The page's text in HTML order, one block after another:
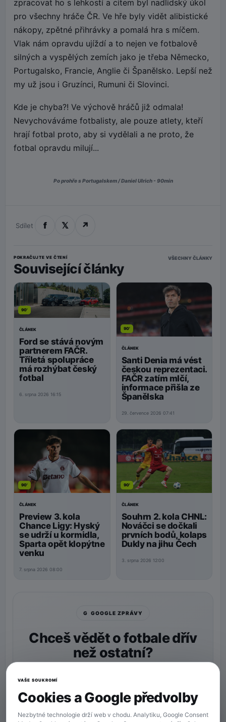
zpracovat ho s lehkostí a citem byl nadlidský úkol
pro všechny hráče ČR. Ve hře byly vidět alibistické
nákopy, zpětné přihrávky a pomalá hra s míčem.
Vlak nám opravdu ujíždí a to nejen ve fotbalově
silných a vyspělých zemích jako je třeba Německo,
Portugalsko, Francie, Anglie či Španělsko. Lepší než
my už jsou i Gruzínci, Rumuni či Slovinci.
Kde je chyba?! Ve výchově hráčů již odmala!
Nevychováváme fotbalisty, ale pouze atlety, kteří
hrají fotbal proto, aby si vydělali a ne proto, že
fotbal opravdu milují...
Po prohře s Portugalskem / Daniel Ulrich - 90min
Sdílet f 𝕏 ↗
POKRAČUJTE VE ČTENÍ
Související články
VŠECHNY ČLÁNKY
90'
ČLÁNEK
Ford se stává novým
partnerem FAČR.
Tříletá spolupráce
má rozhýbat český
fotbal
6. srpna 2026 16:15
90'
ČLÁNEK
Santi Denia má vést
českou reprezentaci.
FAČR zatím mlčí,
informace přišla ze
Španělska
29. července 2026 07:41
90'
ČLÁNEK
Preview 3. kola
Chance Ligy: Hyský
se udrží u kormidla,
Sparta opět klopýtne
venku
7. srpna 2026 08:00
90'
ČLÁNEK
Souhrn 2. kola CHNL:
Nováčci se dočkali
prvních bodů, kolaps
Dukly na jihu Čech
3. srpna 2026 12:00
G GOOGLE ZPRÁVY
Chceš vědět o fotbale dřív
než ostatní?
Více zpráv na Googlu
VAŠE SOUKROMÍ
Cookies a Google předvolby
Nezbytné technologie drží web v chodu. Analytiku, Google Consent